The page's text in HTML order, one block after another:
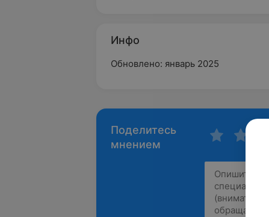
Инфо
Обновлено: январь 2025
Поделитесь
мнением